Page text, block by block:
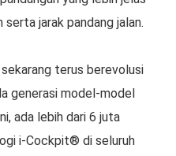
jarak pandang jalan.
terus berevolusi
generasi model-model
ada lebih dari 6 juta
i-Cockpit® di seluruh